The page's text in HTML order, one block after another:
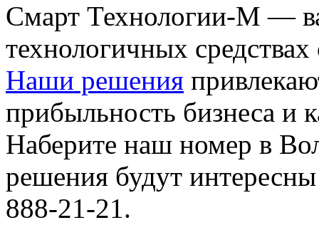
Смарт Технологии-М —
технологичных
Наши решения
прибыльность бизнеса и
Наберите наш номер в
решения будут
888-21-21.